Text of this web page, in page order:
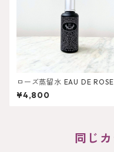
ローズ蒸留水 EAU DE ROSE
¥4,800
同じ